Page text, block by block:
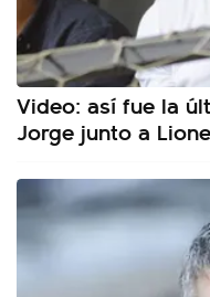
Video: así fue la
Jorge junto a